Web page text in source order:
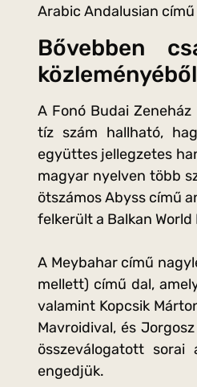
Arabic Andalusian
Bővebben
közleményéből
A Fonó Budai
tíz szám hallható,
együttes jellegzetes
magyar nyelven több
ötszámos Abyss című
felkerült a Balkan
A Meybahar című
mellett) című dal,
valamint Kopcsik
Mavroidival, és
összeválogatott
engedjük.